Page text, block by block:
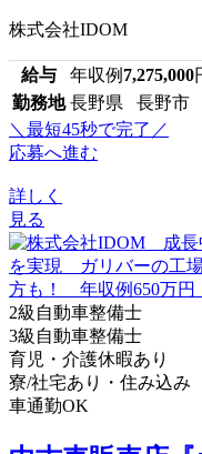
株式会社IDOM
給与 年収例 7,275,000
勤務地 長野県 長野市
＼最短45秒で完了／
応募へ進む
詳しく
見る
2級自動車整備士
3級自動車整備士
育児・介護休暇あり
寮/社宅あり・住み込み
車通勤OK